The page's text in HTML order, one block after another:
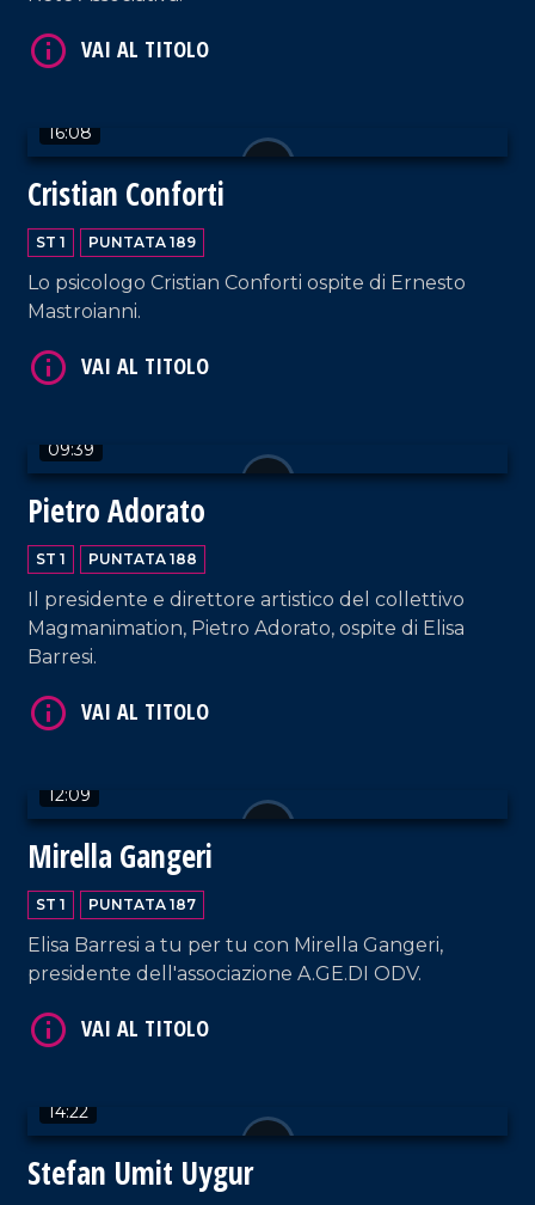
16:08
Cristian Conforti
ST 1 PUNTATA 189
Lo psicologo Cristian Conforti ospite di Ernesto
Mastroianni.
09:39
Pietro Adorato
ST 1 PUNTATA 188
Il presidente e direttore artistico del collettivo
Magmanimation, Pietro Adorato, ospite di Elisa
Barresi.
12:09
Mirella Gangeri
ST 1 PUNTATA 187
Elisa Barresi a tu per tu con Mirella Gangeri,
presidente dell'associazione A.GE.DI ODV.
14:22
Stefan Umit Uygur
VAI AL TITOLO
VAI AL TITOLO
VAI AL TITOLO
VAI AL TITOLO